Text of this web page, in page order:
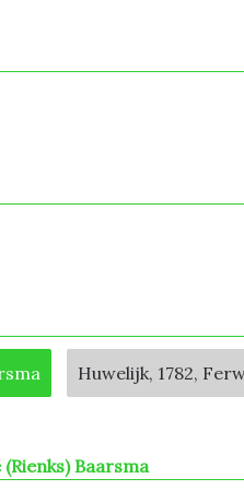
Huwelijk, 1782,
Baarsma